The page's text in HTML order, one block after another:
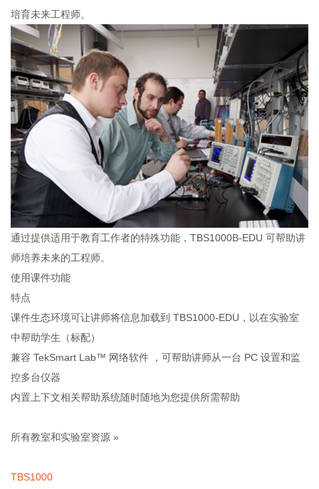
培育未来工程师。
通过提供适用于教育工作者的特殊功能，TBS1000B-EDU 可帮助讲
师培养未来的工程师。
使用课件功能
特点
课件生态环境可让讲师将信息加载到 TBS1000-EDU，以在实验室
中帮助学生（标配）
兼容 TekSmart Lab™ 网络软件 ，可帮助讲师从一台 PC 设置和监
控多台仪器
内置上下文相关帮助系统随时随地为您提供所需帮助
所有教室和实验室资源 »
TBS1000